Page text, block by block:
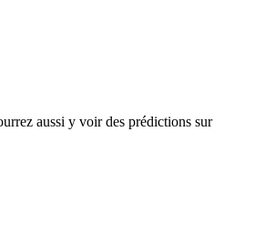
aussi y voir des prédictions sur